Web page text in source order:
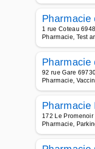
Pharmacie
1 rue Coteau
Pharmacie, Test
Pharmacie
92 rue Gare
Pharmacie,
Pharmacie
172 Le
Pharmacie,